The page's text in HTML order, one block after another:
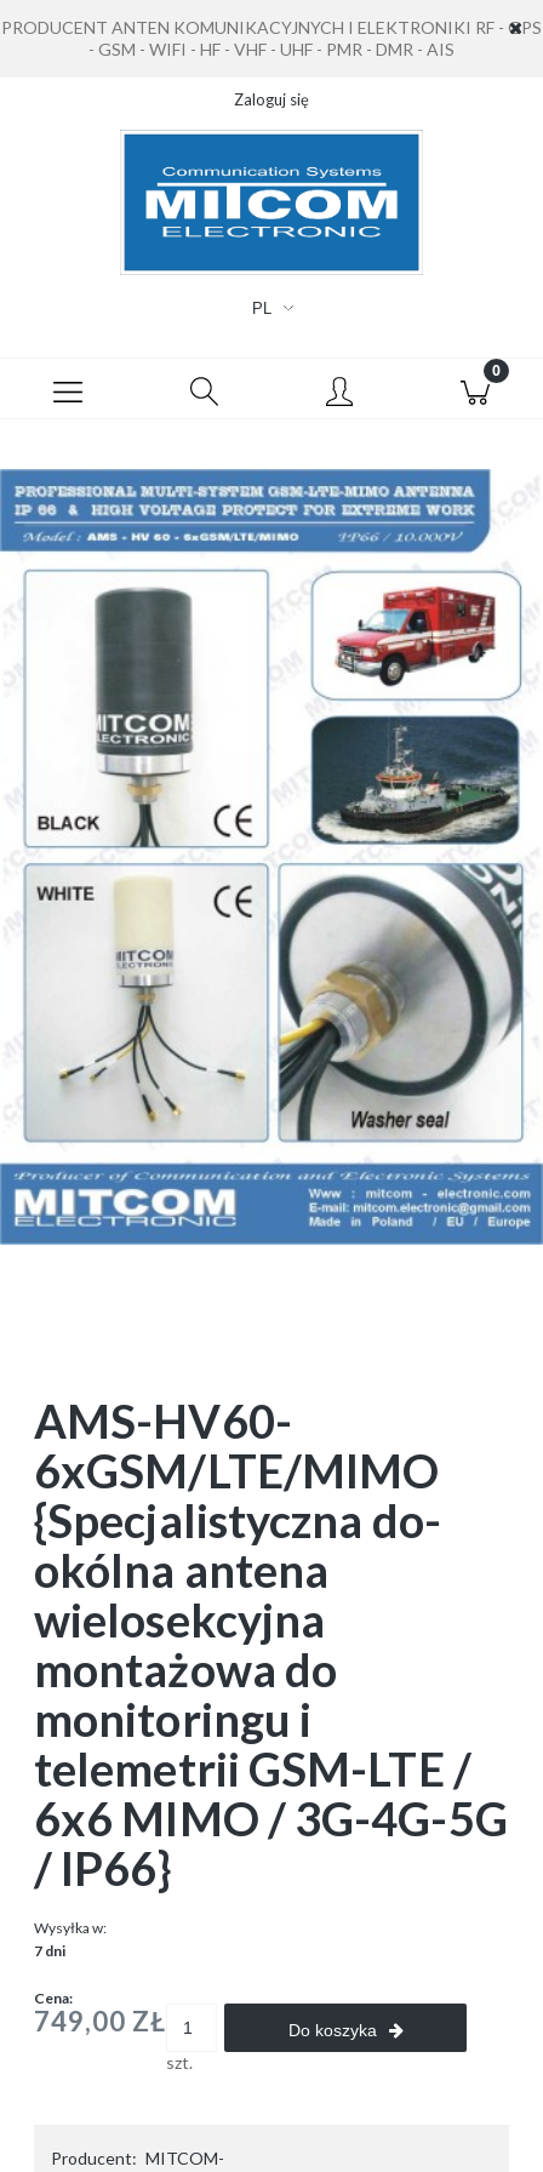
PRODUCENT ANTEN KOMUNIKACYJNYCH I ELEKTRONIKI RF - GPS
- GSM - WIFI - HF - VHF - UHF - PMR - DMR - AIS
Zaloguj się
AMS-HV60-
6xGSM/LTE/MIMO
{Specjalistyczna do-
okólna antena
wielosekcyjna
montażowa do
monitoringu i
telemetrii GSM-LTE /
6x6 MIMO / 3G-4G-5G
/ IP66}
Wysyłka w:
7 dni
Cena:
749,00 ZŁ
szt.
Do koszyka
Producent: MITCOM-